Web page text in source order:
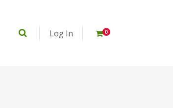
Log In 0